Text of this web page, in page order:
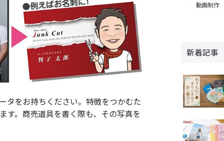
タをお持ちください。特徴をつかむた
す。商売道具を書く際も、その写真を
動画制作
新着記事